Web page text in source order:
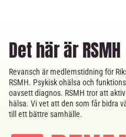
Det här är RSMH
Revansch är medlemstidning för
RSMH. Psykisk ohälsa och
oavsett diagnos. RSMH tror att
hälsa. Vi vet att den som får bidra
till ett bättre samhälle.